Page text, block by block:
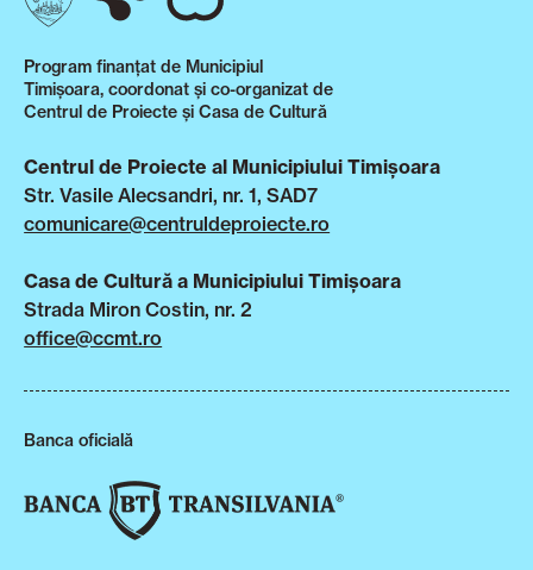
Program finanțat de Municipiul
Timișoara, coordonat și co-organizat de
Centrul de Proiecte și Casa de Cultură
Centrul de Proiecte al Municipiului Timișoara
Str. Vasile Alecsandri, nr. 1, SAD7
comunicare@centruldeproiecte.ro
Casa de Cultură a Municipiului Timișoara
Strada Miron Costin, nr. 2
office@ccmt.ro
Banca oficială